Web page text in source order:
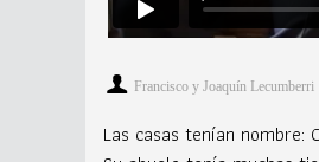
Francisco y Joaquín Lecumberri
Las casas tenían nombre: